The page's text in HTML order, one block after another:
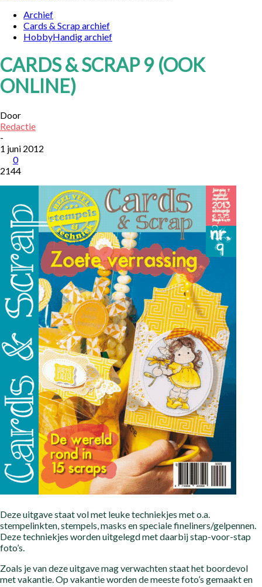
Archief
Cards & Scrap archief
HobbyHandig archief
CARDS & SCRAP 9 (OOK
ONLINE)
Door
Redactie
-
1 juni 2012
0
2144
Deze uitgave staat vol met leuke techniekjes met o.a.
stempelinkten, stempels, masks en speciale fineliners/gelpennen.
Deze techniekjes worden uitgelegd met daarbij stap-voor-stap
foto’s.
Zoals je van deze uitgave mag verwachten staat het boordevol
met vakantie. Op vakantie worden de meeste foto’s gemaakt en